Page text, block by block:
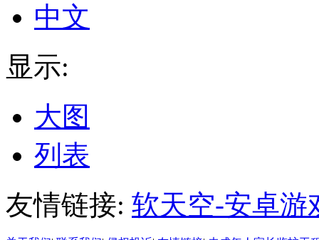
中文
显示:
大图
列表
友情链接: 软天空-安卓游